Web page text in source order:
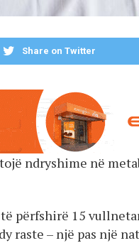
Share on Twitter
ndryshime në
përfshirë 15
raste – një pas një